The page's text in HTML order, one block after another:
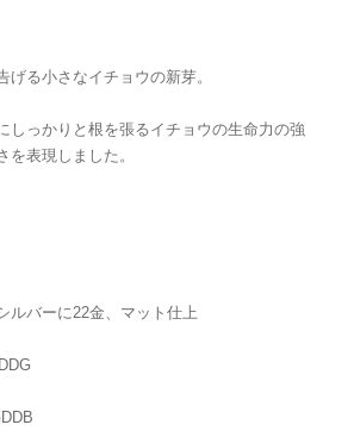
げる小さなイチョウの新芽。
しっかりと根を張るイチョウの生命力の強
を表現しました。
ルバーに22金、マット仕上